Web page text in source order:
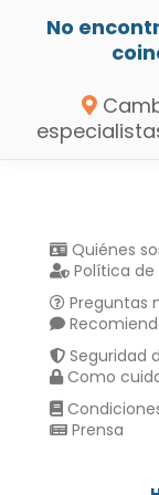
No
Quiénes
Política
Preguntas
Seguridad
Como
Prensa